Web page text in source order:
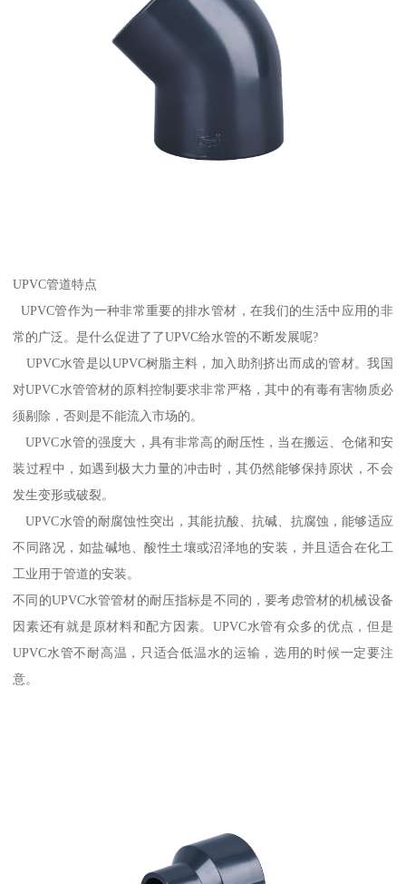
UPVC管道特点
UPVC管作为一种非常重要的排水管材，在我们的生活中应用的非
常的广泛。是什么促进了了UPVC给水管的不断发展呢?
UPVC水管是以UPVC树脂主料，加入助剂挤出而成的管材。我国
对UPVC水管管材的原料控制要求非常严格，其中的有毒有害物质必
须剔除，否则是不能流入市场的。
UPVC水管的强度大，具有非常高的耐压性，当在搬运、仓储和安
装过程中，如遇到极大力量的冲击时，其仍然能够保持原状，不会
发生变形或破裂。
UPVC水管的耐腐蚀性突出，其能抗酸、抗碱、抗腐蚀，能够适应
不同路况，如盐碱地、酸性土壤或沼泽地的安装，并且适合在化工
工业用于管道的安装。
不同的UPVC水管管材的耐压指标是不同的，要考虑管材的机械设备
因素还有就是原材料和配方因素。UPVC水管有众多的优点，但是
UPVC水管不耐高温，只适合低温水的运输，选用的时候一定要注
意。